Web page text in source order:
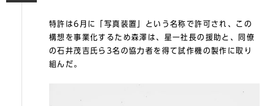
特許は6月に「写真装置」という名称で許可され、この
構想を事業化するため森澤は、星一社長の援助と、同僚
の⽯井茂吉⽒ら3名の協力者を得て試作機の製作に取り
組んだ。